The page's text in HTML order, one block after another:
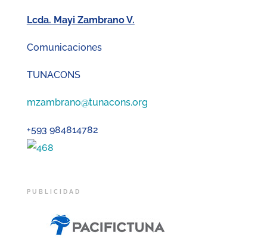
Lcda. Mayi Zambrano V.
Comunicaciones
TUNACONS
mzambrano@tunacons.org
+593 984814782